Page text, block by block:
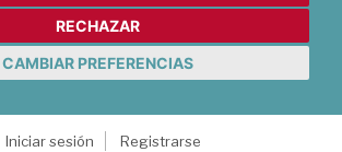
RECHAZAR
CAMBIAR PREFERENCIAS
Iniciar sesión
Registrarse